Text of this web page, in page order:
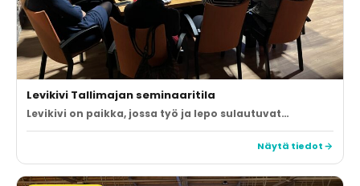
Levikivi Tallimajan seminaaritila
Levikivi on paikka, jossa työ ja lepo sulautuvat…
Näytä tiedot